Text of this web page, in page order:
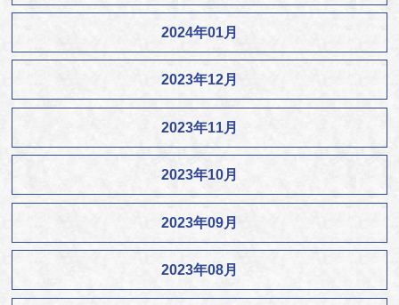
2024年01月
2023年12月
2023年11月
2023年10月
2023年09月
2023年08月